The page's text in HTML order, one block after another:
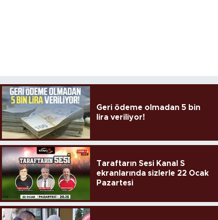
Geri ödeme olmadan 5 bin
lira veriliyor!
Taraftarın Sesi Kanal S
ekranlarında sizlerle 22 Ocak
Pazartesi